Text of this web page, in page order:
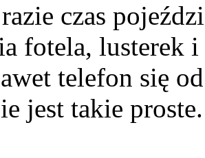
czas
fotela, lusterek i
telefon się
jest takie